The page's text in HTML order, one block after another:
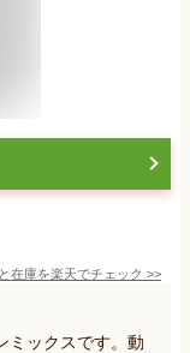
在庫を楽天でチェック >>
ミックスです。動